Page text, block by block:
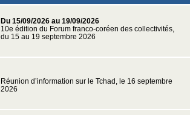
Du 15/09/2026 au 19/09/2026
10e édition du Forum franco-coréen des collectivités,
du 15 au 19 septembre 2026
Réunion d’information sur le Tchad, le 16 septembre
2026